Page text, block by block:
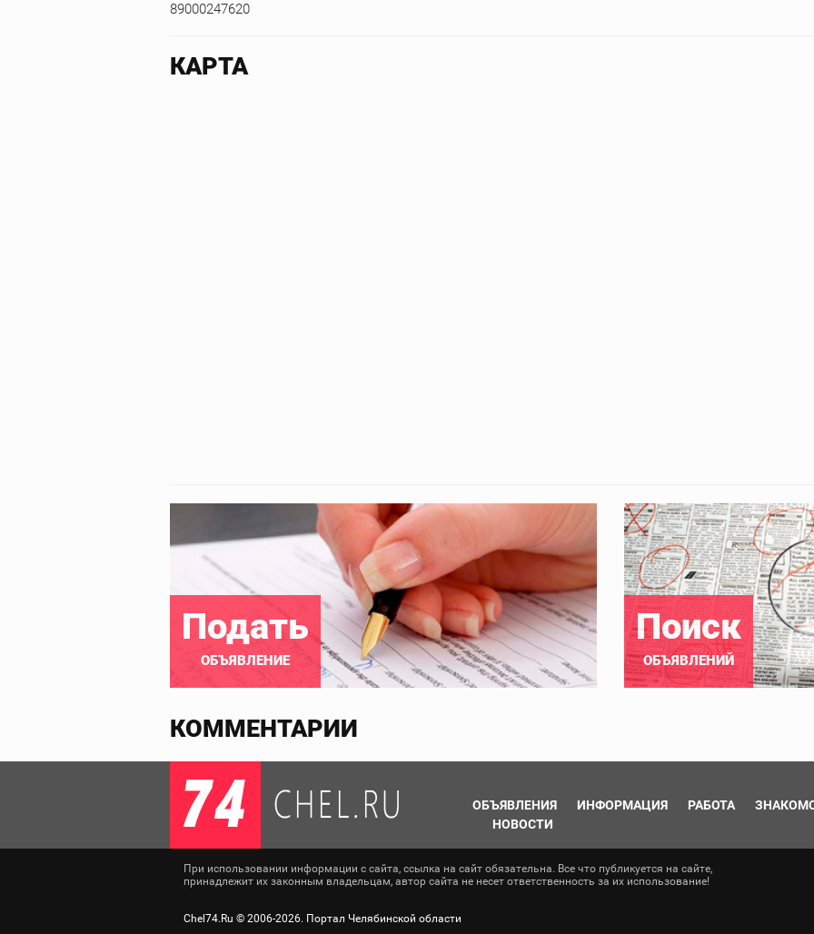
89000247620
КАРТА
Подать
ОБЪЯВЛЕНИЕ
Поиск
ОБЪЯВЛЕНИЙ
КОММЕНТАРИИ
ОБЪЯВЛЕНИЯ ИНФОРМАЦИЯ РАБОТА
НОВОСТИ
При использовании информации с сайта, ссылка на сайт обязательна. Все что публикуется на сайте,
принадлежит их законным владельцам, автор сайта не несет ответственность за их использование!
Chel74.Ru © 2006-2026. Портал Челябинской области